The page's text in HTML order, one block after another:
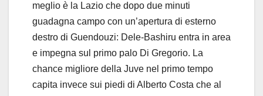
meglio è la Lazio che dopo due minuti
guadagna campo con un’apertura di esterno
destro di Guendouzi: Dele-Bashiru entra in area
e impegna sul primo palo Di Gregorio. La
chance migliore della Juve nel primo tempo
capita invece sui piedi di Alberto Costa che al